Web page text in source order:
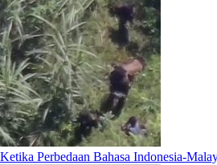
Ketika Perbedaan Bahasa Indonesia-